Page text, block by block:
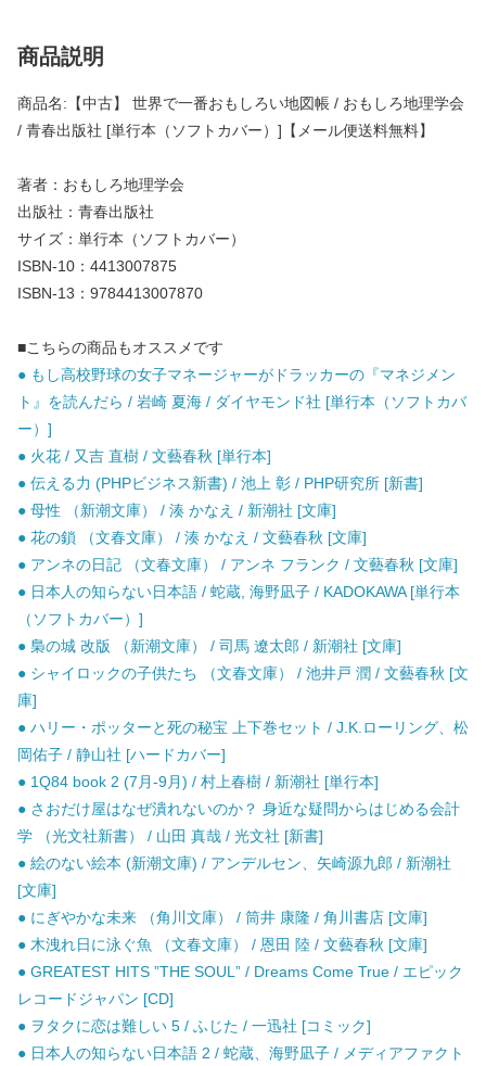
商品説明
商品名:【中古】 世界で一番おもしろい地図帳 / おもしろ地理学会
/ 青春出版社 [単行本（ソフトカバー）]【メール便送料無料】
著者：おもしろ地理学会
出版社：青春出版社
サイズ：単行本（ソフトカバー）
ISBN-10：4413007875
ISBN-13：9784413007870
■こちらの商品もオススメです
● もし高校野球の女子マネージャーがドラッカーの『マネジメン
ト』を読んだら / 岩崎 夏海 / ダイヤモンド社 [単行本（ソフトカバ
ー）]
● 火花 / 又吉 直樹 / 文藝春秋 [単行本]
● 伝える力 (PHPビジネス新書) / 池上 彰 / PHP研究所 [新書]
● 母性 （新潮文庫） / 湊 かなえ / 新潮社 [文庫]
● 花の鎖 （文春文庫） / 湊 かなえ / 文藝春秋 [文庫]
● アンネの日記 （文春文庫） / アンネ フランク / 文藝春秋 [文庫]
● 日本人の知らない日本語 / 蛇蔵, 海野凪子 / KADOKAWA [単行本
（ソフトカバー）]
● 梟の城 改版 （新潮文庫） / 司馬 遼太郎 / 新潮社 [文庫]
● シャイロックの子供たち （文春文庫） / 池井戸 潤 / 文藝春秋 [文
庫]
● ハリー・ポッターと死の秘宝 上下巻セット / J.K.ローリング、松
岡佑子 / 静山社 [ハードカバー]
● 1Q84 book 2 (7月-9月) / 村上春樹 / 新潮社 [単行本]
● さおだけ屋はなぜ潰れないのか？ 身近な疑問からはじめる会計
学 （光文社新書） / 山田 真哉 / 光文社 [新書]
● 絵のない絵本 (新潮文庫) / アンデルセン、矢崎源九郎 / 新潮社
[文庫]
● にぎやかな未来 （角川文庫） / 筒井 康隆 / 角川書店 [文庫]
● 木洩れ日に泳ぐ魚 （文春文庫） / 恩田 陸 / 文藝春秋 [文庫]
● GREATEST HITS ”THE SOUL” / Dreams Come True / エピック
レコードジャパン [CD]
● ヲタクに恋は難しい 5 / ふじた / 一迅社 [コミック]
● 日本人の知らない日本語 2 / 蛇蔵、海野凪子 / メディアファクト